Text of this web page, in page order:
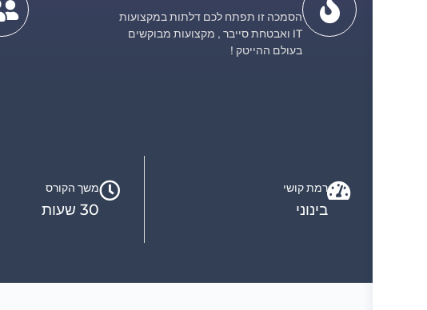
הסמכה זו תפתח לכם דלתות במקצועות
IT ואבטחת סייבר , מקצועות מבוקשים
בעולם ההייטק !
רמת קושי
בינוני
משך הקורס
30 שעות